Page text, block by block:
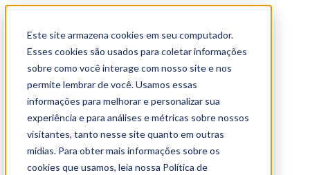
Este site armazena cookies em seu computador.
Esses cookies são usados para coletar informações
sobre como você interage com nosso site e nos
permite lembrar de você. Usamos essas
informações para melhorar e personalizar sua
experiência e para análises e métricas sobre nossos
visitantes, tanto nesse site quanto em outras
mídias. Para obter mais informações sobre os
cookies que usamos, leia nossa Política de
Conheça
Serviços
Automação de Marketing e Vendas
CRM Hubspot
Digital Analytics
Web Dev